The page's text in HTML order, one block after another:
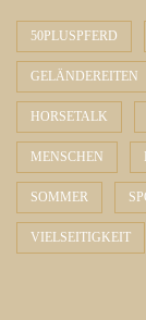
50PLUSPFERD
GELÄNDEREITEN
HORSETALK
MENSCHEN
SOMMER
VIELSEITIGKEIT